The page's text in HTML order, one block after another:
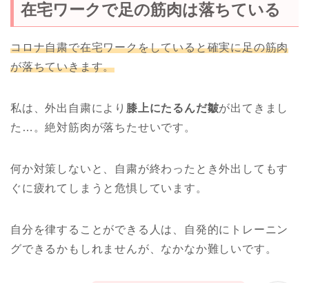
在宅ワークで足の筋肉は落ちている
コロナ自粛で在宅ワークをしていると確実に足の筋肉
が落ちていきます。
私は、外出自粛により 膝上にたるんだ皺が出てきまし
た…。絶対筋肉が落ちたせいです。
何か対策しないと、自粛が終わったとき外出してもす
ぐに疲れてしまうと危惧しています。
自分を律することができる人は、自発的にトレーニン
グできるかもしれませんが、なかなか難しいです。